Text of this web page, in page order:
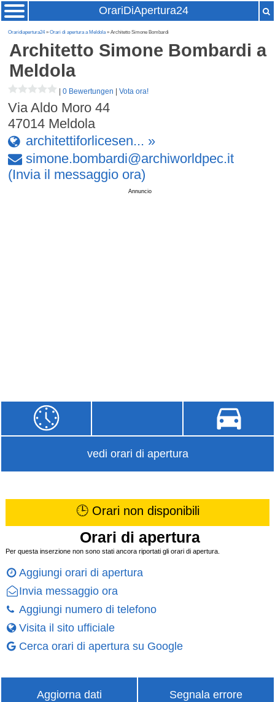
OrariDiApertura24
Oraridiapertura24»Orari di apertura a Meldola» Architetto Simone Bombardi
Architetto Simone Bombardi a
Meldola
|0 Bewertungen |Vota ora!
Via Aldo Moro 44
47014 Meldola
architettiforlicesen... »
simone.bombardi@archiworldpec.it
(Invia il messaggio ora)
Annuncio
vedi orari di apertura
🕒 Orari non disponibili
Orari di apertura
Per questa inserzione non sono stati ancora riportati gli orari di apertura.
Aggiungi orari di apertura
Invia messaggio ora
Aggiungi numero di telefono
Visita il sito ufficiale
Cerca orari di apertura su Google
Aggiorna dati Segnala errore